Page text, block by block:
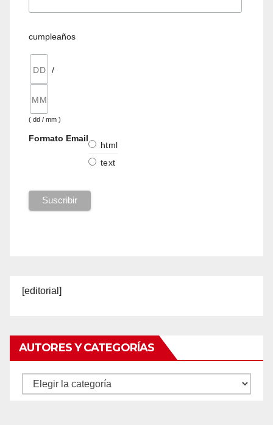
cumpleaños
/
( dd / mm )
Formato Email
html
text
[editorial]
AUTORES Y CATEGORÍAS
Autores